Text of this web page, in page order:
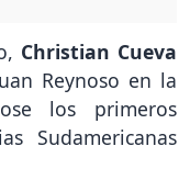
Christian Cueva
Reynoso en la
los primeros
Sudamericanas